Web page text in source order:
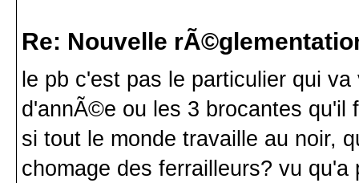
Re: Nouvelle
le pb c'est pas le particulier qui
d'annÃ©e ou les 3 brocantes
si tout le monde travaille au noir,
chomage des ferrailleurs? vu